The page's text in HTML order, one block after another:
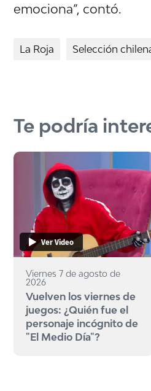
emociona”, contó.
La Roja Selección
Te podría
Ver Video
Viernes 7 de agosto de
2026
Vuelven los viernes de
juegos: ¿Quién fue el
personaje incógnito de
"El Medio Día"?